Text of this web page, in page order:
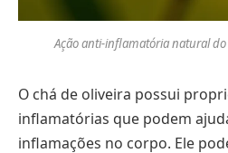
Ação anti-inflamatória natural
O chá de oliveira possui
inflamatórias que podem
inflamações no corpo. Ele